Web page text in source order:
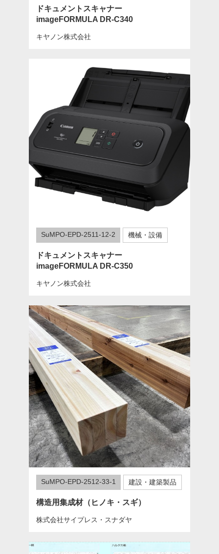
ドキュメントスキャナー
imageFORMULA DR-C340
キヤノン株式会社
SuMPO-EPD-2511-12-2 機械・設備
ドキュメントスキャナー
imageFORMULA DR-C350
キヤノン株式会社
SuMPO-EPD-2512-33-1 建設・建築製品
構造用集成材（ヒノキ・スギ）
株式会社サイプレス・スナダヤ